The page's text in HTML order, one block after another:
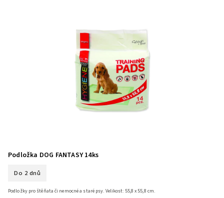
Podložka DOG FANTASY 14ks
Do 2 dnů
Podložky pro štěňata či nemocné a staré psy. Velikost: 55,8 x 55,8 cm.